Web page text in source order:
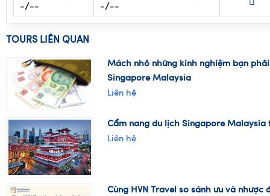
-
-
Mách nhỏ những kinh nghiệm bạn
Singapore Malaysia
Cẩm nang du lịch Singapore Malaysia